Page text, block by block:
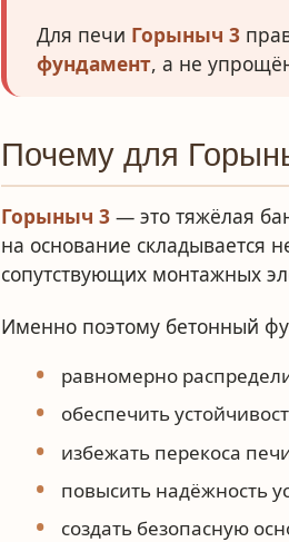
Для печи Горыныч 3
фундамент, а не
Почему для
Горыныч 3 — это тяжёлая
на основание складывается
сопутствующих монтажных
Именно поэтому бетонный
равномерно
обеспечить
избежать перекоса
повысить надёжность
создать безопасную